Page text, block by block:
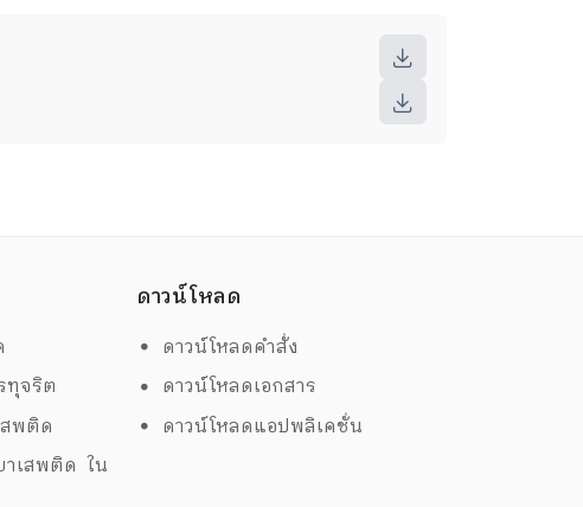
ทุจริต
สพติด
าเสพติด ใน
ดาวน์โหลด
ดาวน์โหลดคำสั่ง
ดาวน์โหลดเอกสาร
ดาวน์โหลดแอปพลิเคชั่น